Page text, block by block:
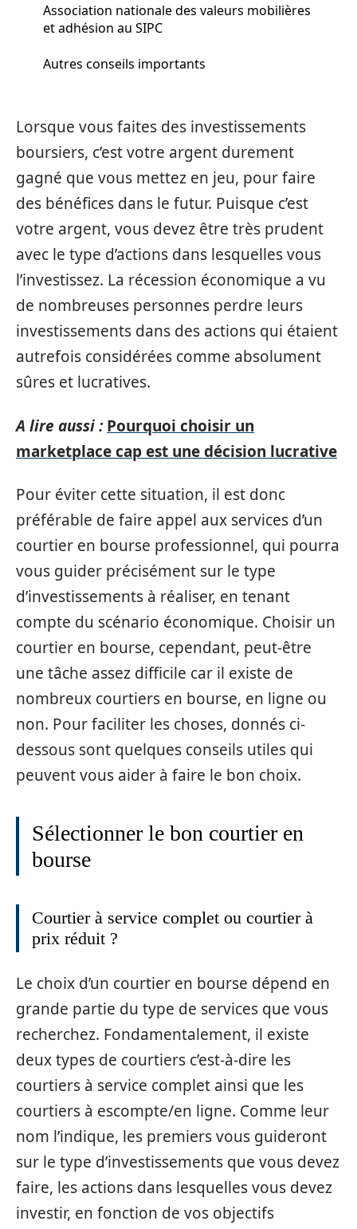
Association nationale des valeurs mobilières
et adhésion au SIPC
Autres conseils importants
Lorsque vous faites des investissements
boursiers, c’est votre argent durement
gagné que vous mettez en jeu, pour faire
des bénéfices dans le futur. Puisque c’est
votre argent, vous devez être très prudent
avec le type d’actions dans lesquelles vous
l’investissez. La récession économique a vu
de nombreuses personnes perdre leurs
investissements dans des actions qui étaient
autrefois considérées comme absolument
sûres et lucratives.
A lire aussi : Pourquoi choisir un
marketplace cap est une décision lucrative
Pour éviter cette situation, il est donc
préférable de faire appel aux services d’un
courtier en bourse professionnel, qui pourra
vous guider précisément sur le type
d’investissements à réaliser, en tenant
compte du scénario économique. Choisir un
courtier en bourse, cependant, peut-être
une tâche assez difficile car il existe de
nombreux courtiers en bourse, en ligne ou
non. Pour faciliter les choses, donnés ci-
dessous sont quelques conseils utiles qui
peuvent vous aider à faire le bon choix.
Sélectionner le bon courtier en
bourse
Courtier à service complet ou courtier à
prix réduit ?
Le choix d’un courtier en bourse dépend en
grande partie du type de services que vous
recherchez. Fondamentalement, il existe
deux types de courtiers c’est-à-dire les
courtiers à service complet ainsi que les
courtiers à escompte/en ligne. Comme leur
nom l’indique, les premiers vous guideront
sur le type d’investissements que vous devez
faire, les actions dans lesquelles vous devez
investir, en fonction de vos objectifs